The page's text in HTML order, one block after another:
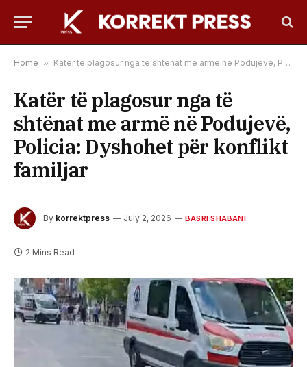
Home » Katër të plagosur nga të shtënat me armë në Podujevë, Policia: Dyshohet për konflikt familjar
Katër të plagosur nga të
shtënat me armë në Podujevë,
Policia: Dyshohet për konflikt
familjar
By korrektpress July 2, 2026 BASRI SHABANI
2 Mins Read